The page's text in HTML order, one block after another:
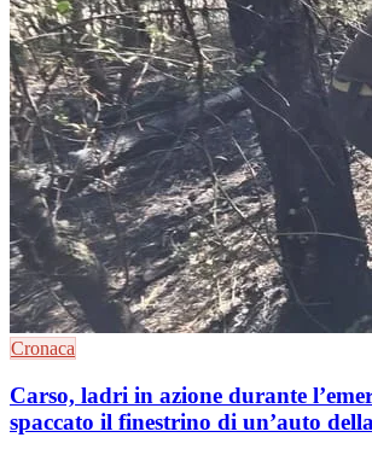
Cronaca
Carso, ladri in azione durante
spaccato il finestrino di un’auto